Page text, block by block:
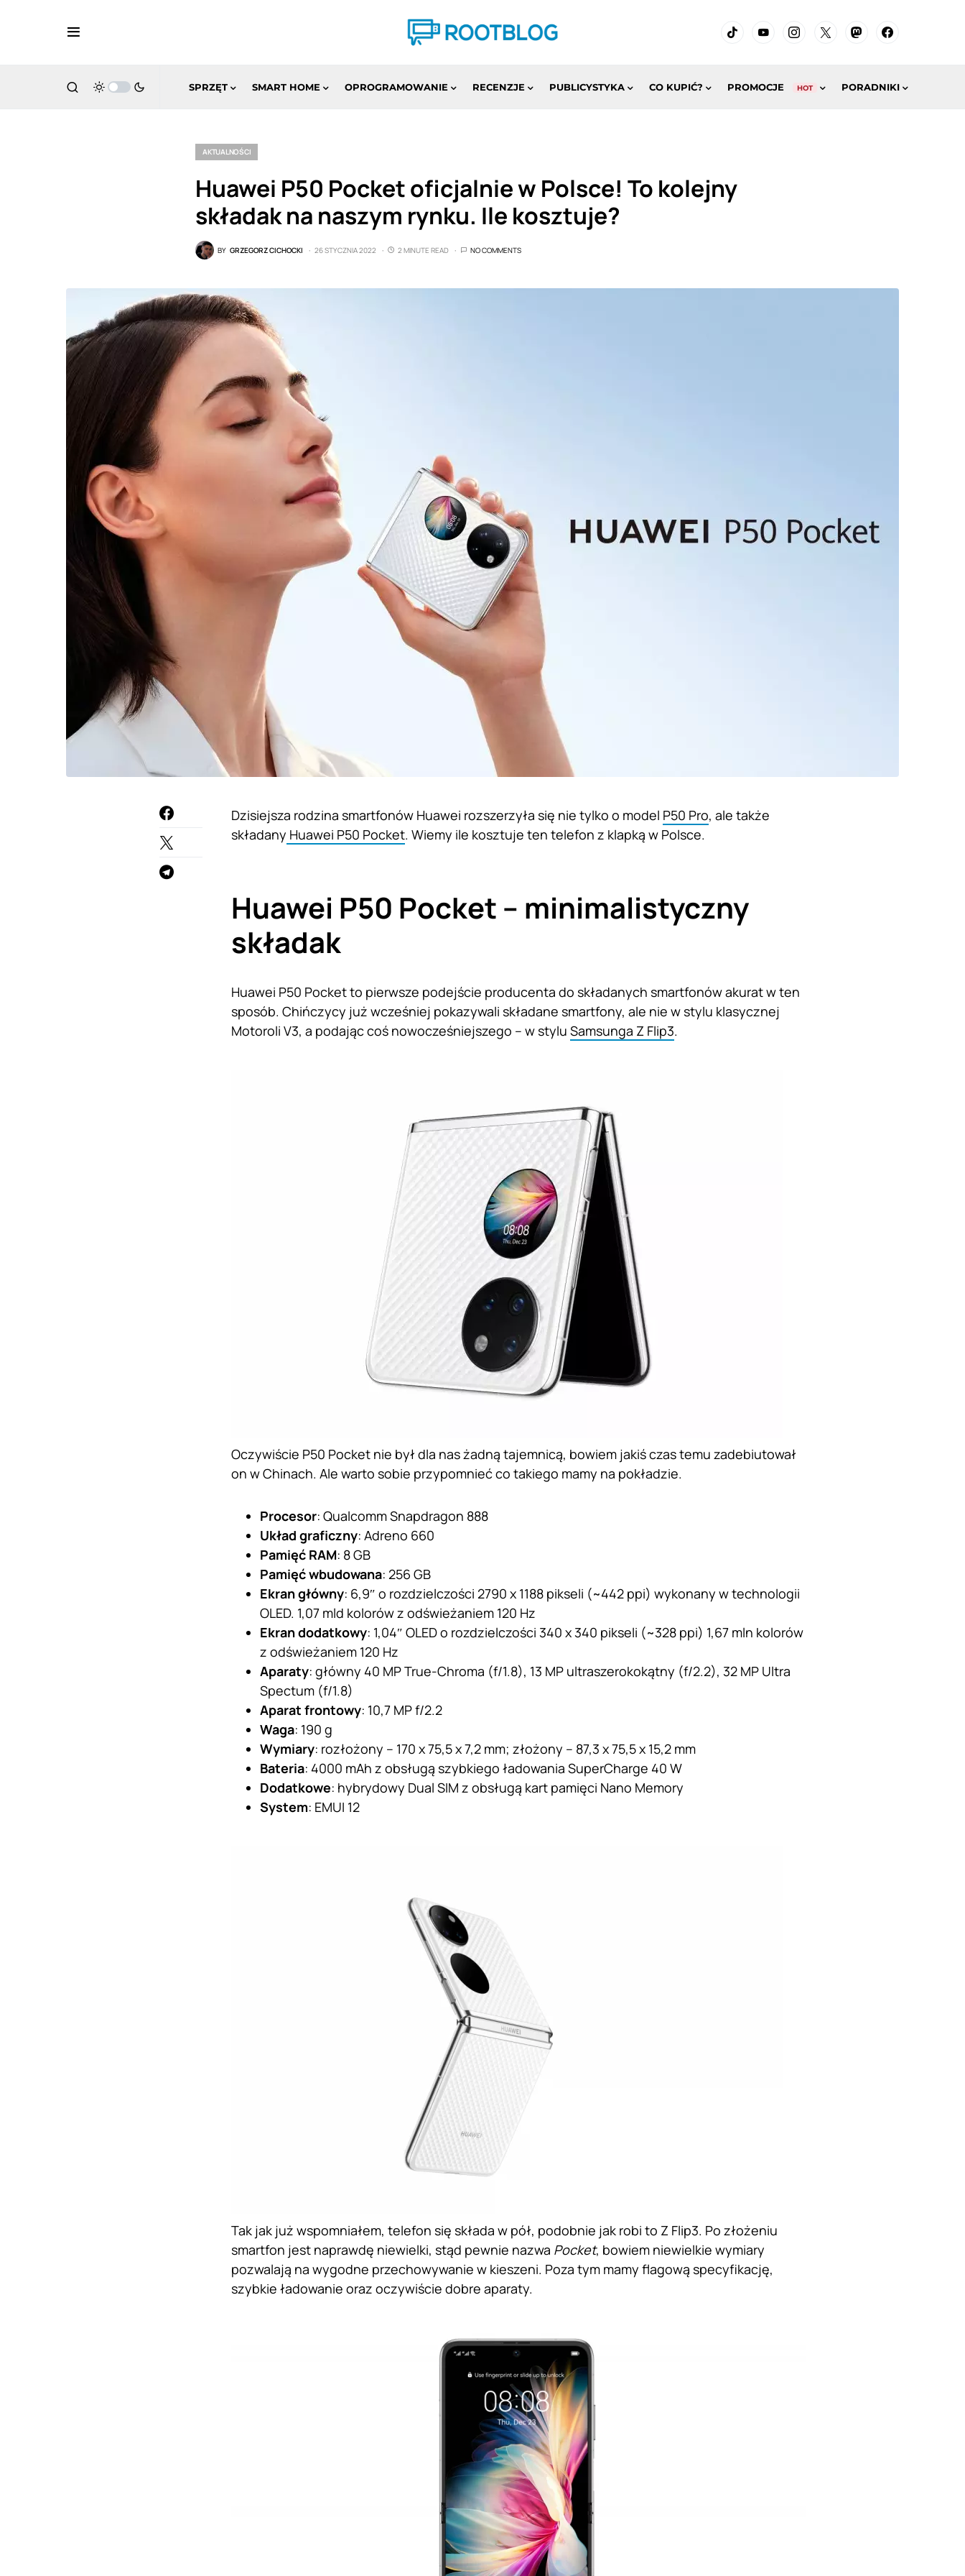
SPRZĘT SMART HOME OPROGRAMOWANIE RECENZJE PUBLICYSTYKA CO KUPIĆ? PROMOCJE HOT PORADNIKI
AKTUALNOŚCI
Huawei P50 Pocket oficjalnie w Polsce! To kolejny
składak na naszym rynku. Ile kosztuje?
BY GRZEGORZ CICHOCKI 26 STYCZNIA 2022 2 MINUTE READ NO COMMENTS
Dzisiejsza rodzina smartfonów Huawei rozszerzyła się nie tylko o model P50 Pro, ale także
składany Huawei P50 Pocket. Wiemy ile kosztuje ten telefon z klapką w Polsce.
Huawei P50 Pocket – minimalistyczny
składak
Huawei P50 Pocket to pierwsze podejście producenta do składanych smartfonów akurat w ten
sposób. Chińczycy już wcześniej pokazywali składane smartfony, ale nie w stylu klasycznej
Motoroli V3, a podając coś nowocześniejszego – w stylu Samsunga Z Flip3.
Oczywiście P50 Pocket nie był dla nas żadną tajemnicą, bowiem jakiś czas temu zadebiutował
on w Chinach. Ale warto sobie przypomnieć co takiego mamy na pokładzie.
Procesor: Qualcomm Snapdragon 888
Układ graficzny: Adreno 660
Pamięć RAM: 8 GB
Pamięć wbudowana: 256 GB
Ekran główny: 6,9″ o rozdzielczości 2790 x 1188 pikseli (~442 ppi) wykonany w technologii
OLED. 1,07 mld kolorów z odświeżaniem 120 Hz
Ekran dodatkowy: 1,04″ OLED o rozdzielczości 340 x 340 pikseli (~328 ppi) 1,67 mln kolorów
z odświeżaniem 120 Hz
Aparaty: główny 40 MP True-Chroma (f/1.8), 13 MP ultraszerokokątny (f/2.2), 32 MP Ultra
Spectum (f/1.8)
Aparat frontowy: 10,7 MP f/2.2
Waga: 190 g
Wymiary: rozłożony – 170 x 75,5 x 7,2 mm; złożony – 87,3 x 75,5 x 15,2 mm
Bateria: 4000 mAh z obsługą szybkiego ładowania SuperCharge 40 W
Dodatkowe: hybrydowy Dual SIM z obsługą kart pamięci Nano Memory
System: EMUI 12
Tak jak już wspomniałem, telefon się składa w pół, podobnie jak robi to Z Flip3. Po złożeniu
smartfon jest naprawdę niewielki, stąd pewnie nazwa Pocket, bowiem niewielkie wymiary
pozwalają na wygodne przechowywanie w kieszeni. Poza tym mamy flagową specyfikację,
szybkie ładowanie oraz oczywiście dobre aparaty.